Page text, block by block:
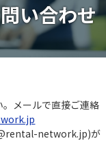
い合わせ
メールで直接ご連絡
network.jp)が